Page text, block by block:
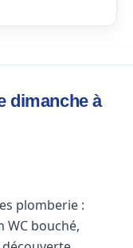
dimanche à
plomberie :
bouché,